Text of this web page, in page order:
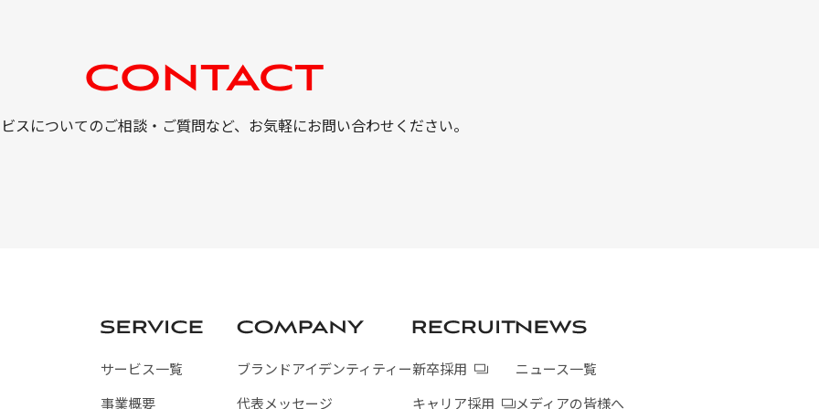
スについてのご相談・ご質問など、 お気軽にお問い合わせください。
サービス一覧
事業概要
ブランドアイデンティティー
代表メッセージ
新卒採用
キャリア採用
ニュース一覧
メディアの皆様へ